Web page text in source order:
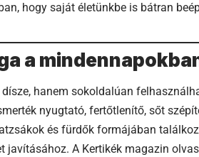
hogy saját életünkbe is bátran
a
hanem sokoldalúan
nyugtató, fertőtlenítő, sőt
és fürdők formájában
javításához. A Kertikék magazin